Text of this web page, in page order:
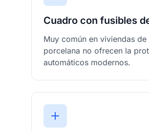
Cuadro con fusibles
Muy común en viviendas
porcelana no ofrecen la
automáticos modernos.